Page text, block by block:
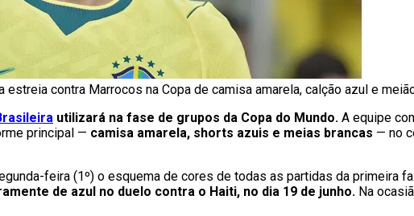
estreia contra Marrocos na Copa de camisa amarela, calção azul e
utilizará na fase de grupos da Copa do Mundo. A equipe
principal — camisa amarela, shorts azuis e meias brancas — no
feira (1º) o esquema de cores de todas as partidas da primeira
de azul no duelo contra o Haiti, no dia 19 de junho. Na